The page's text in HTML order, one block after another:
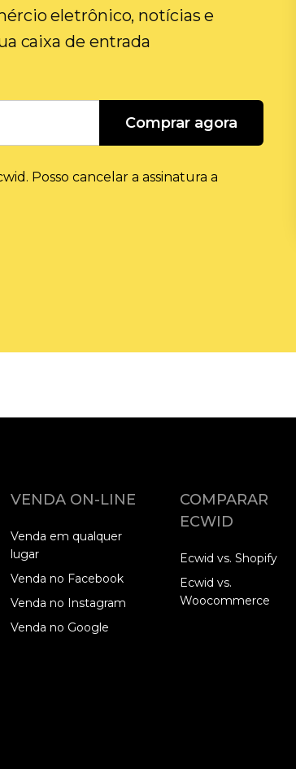
eletrônico, notícias e
caixa de entrada
Comprar agora
Posso cancelar a assinatura a
VENDA ON-LINE
Venda em qualquer
lugar
Venda no Facebook
Venda no Instagram
Venda no Google
COMPARAR
ECWID
Ecwid vs. Shopify
Ecwid vs.
Woocommerce